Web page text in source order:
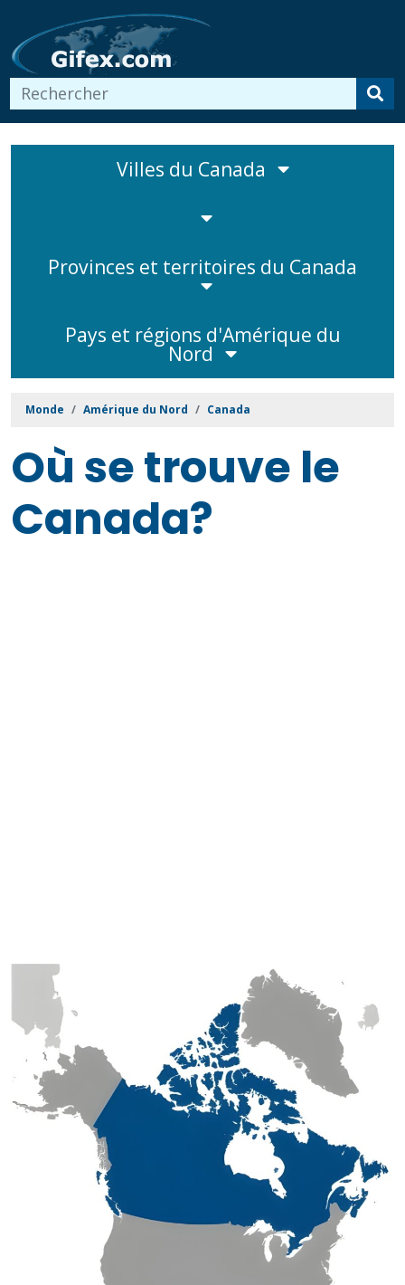
Villes du Canada
Pays et régions d'Amérique du
Nord
Monde Amérique du Nord Canada
Où se trouve le
Canada?